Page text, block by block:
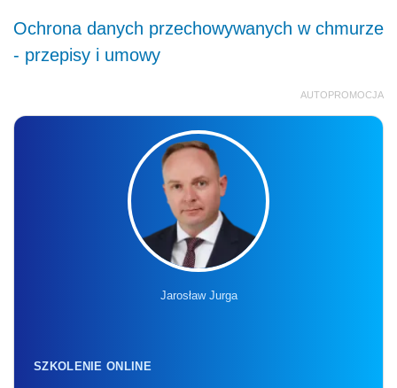
Ochrona danych przechowywanych w chmurze
- przepisy i umowy
AUTOPROMOCJA
Jarosław Jurga
SZKOLENIE ONLINE